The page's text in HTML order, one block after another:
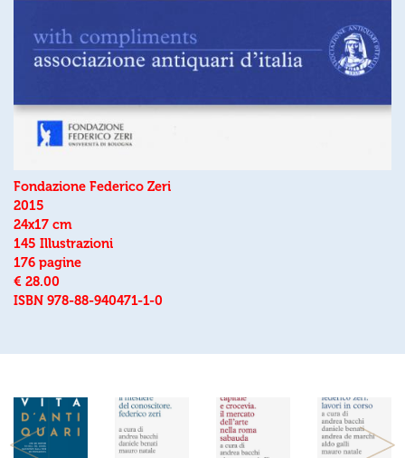
Fondazione Federico Zeri
2015
24x17 cm
145 Illustrazioni
176 pagine
€ 28.00
ISBN 978-88-940471-1-0
Previous Next